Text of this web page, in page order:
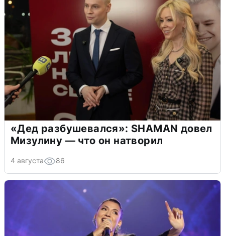
«Дед разбушевался»: SHAMAN довел
Мизулину — что он натворил
4 августа 86